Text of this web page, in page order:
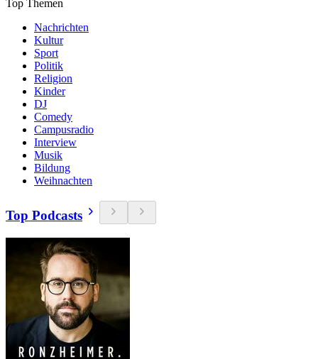
Top Themen
Nachrichten
Kultur
Sport
Politik
Religion
Kinder
DJ
Comedy
Campusradio
Interview
Musik
Bildung
Weihnachten
Top Podcasts